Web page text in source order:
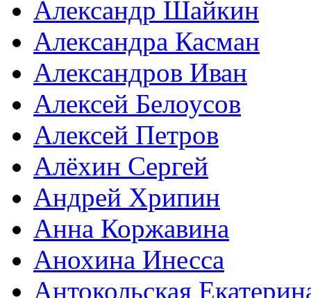
Александр Шайкин
Александра Касман
Александров Иван
Алексей Белоусов
Алексей Петров
Алёхин Сергей
Андрей Хрипин
Анна Коржавина
Анохина Инесса
Антокольская